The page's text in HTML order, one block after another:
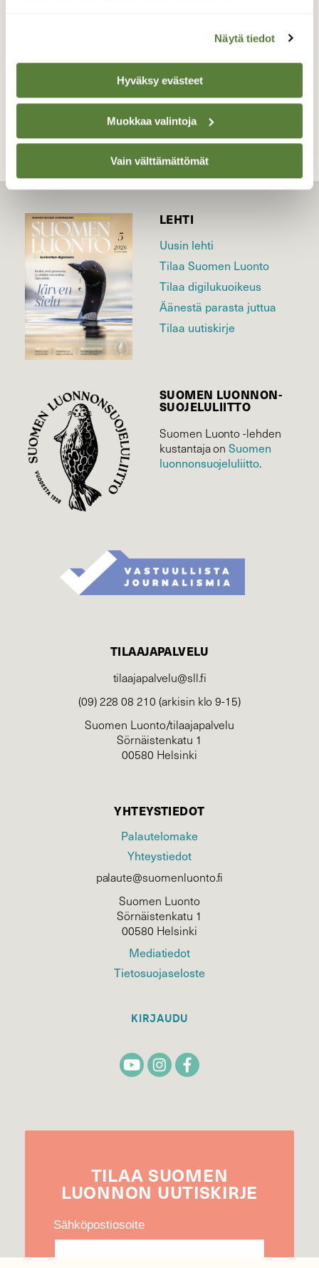
Näytä tiedot
Hyväksy evästeet
Muokkaa valintoja
Vain välttämättömät
TAKAISIN LISTAAN
LEHTI
Uusin lehti
Tilaa Suomen Luonto
Tilaa digilukuoikeus
Äänestä parasta juttua
Tilaa uutiskirje
SUOMEN LUONNON­
SUOJELU­LIITTO
Suomen Luonto -lehden
kustantaja onSuomen
luonnonsuojelu­liitto.
TILAAJAPALVELU
tilaajapalvelu@sll.fi
(09) 228 08 210 (arkisin klo 9-15)
Suomen Luonto/tilaajapalvelu
Sörnäistenkatu 1
00580 Helsinki
YHTEYSTIEDOT
Palautelomake
Yhteystiedot
palaute@suomenluonto.fi
Suomen Luonto
Sörnäistenkatu 1
00580 Helsinki
Mediatiedot
Tietosuojaseloste
KIRJAUDU
TILAA SUOMEN
LUONNON UUTIS­KIRJE
Sähköpostiosoite